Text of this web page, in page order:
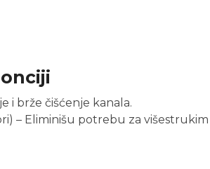
i brže čišćenje kanala.
– Eliminišu potrebu za višestrukim